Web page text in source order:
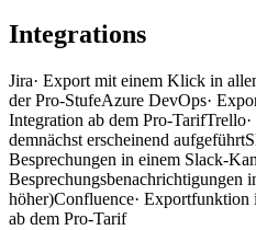
Integrations
Jira· Export mit einem Klick in
der Pro-StufeAzure DevOps·
Integration ab dem Pro-TarifTrello
demnächst erscheinend aufgeführt
Besprechungen in einem Slack-
Besprechungsbenachrichtigungen
höher)Confluence· Exportfunktion
ab dem Pro-Tarif